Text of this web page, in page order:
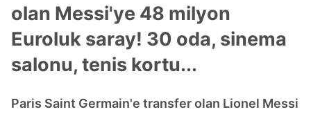
olan Messi'ye 48 milyon
Euroluk saray! 30 oda, sinema
salonu, tenis kortu...
Paris Saint Germain'e transfer olan Lionel Messi